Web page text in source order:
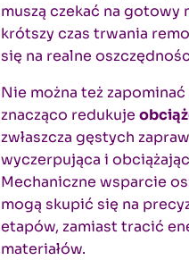
muszą czekać na gotowy
krótszy czas trwania
się na realne
Nie można też
znacząco redukuje
zwłaszcza gęstych
wyczerpująca i
Mechaniczne wsparcie
mogą skupić się na
etapów, zamiast tracić
materiałów.